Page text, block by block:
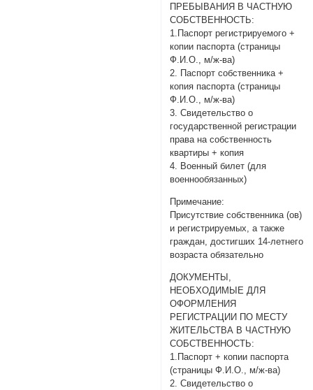
ПРЕБЫВАНИЯ В ЧАСТНУЮ
СОБСТВЕННОСТЬ:
1.Паспорт регистрируемого +
копии паспорта (страницы
Ф.И.О., м/ж-ва)
2. Паспорт собственника +
копия паспорта (страницы
Ф.И.О., м/ж-ва)
3. Свидетельство о
государственной регистрации
права на собственность
квартиры + копия
4. Военный билет (для
военнообязанных)
Примечание:
Присутствие собственника (ов)
и регистрируемых, а также
граждан, достигших 14-летнего
возраста обязательно
ДОКУМЕНТЫ,
НЕОБХОДИМЫЕ ДЛЯ
ОФОРМЛЕНИЯ
РЕГИСТРАЦИИ ПО МЕСТУ
ЖИТЕЛЬСТВА В ЧАСТНУЮ
СОБСТВЕННОСТЬ:
1.Паспорт + копии паспорта
(страницы Ф.И.О., м/ж-ва)
2. Свидетельство о